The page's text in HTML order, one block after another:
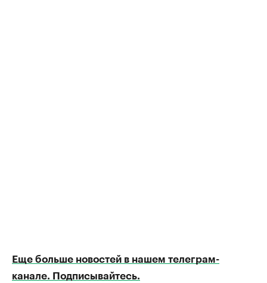
Еще больше новостей в нашем телеграм-
канале. Подписывайтесь.